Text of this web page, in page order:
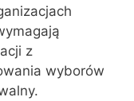
z
wyborów